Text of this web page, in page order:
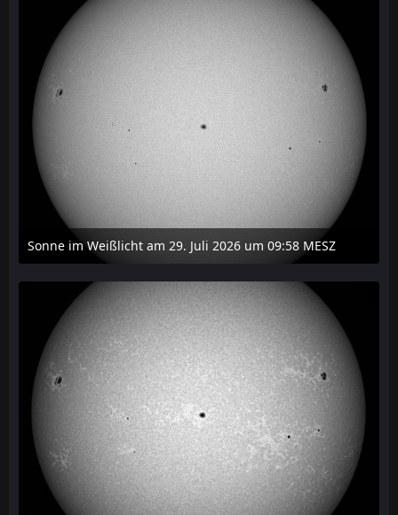
Sonne im Weißlicht am 29. Juli 2026 um 09:58 MESZ
31. Juli 2026 um 20:03